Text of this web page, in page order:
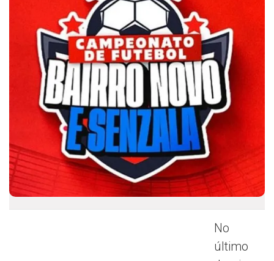
No
último